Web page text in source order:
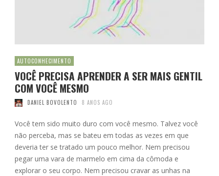
AUTOCONHECIMENTO
VOCÊ PRECISA APRENDER A SER MAIS GENTIL
COM VOCÊ MESMO
DANIEL BOVOLENTO 8 ANOS AGO
Você tem sido muito duro com você mesmo. Talvez você
não perceba, mas se bateu em todas as vezes em que
deveria ter se tratado um pouco melhor. Nem precisou
pegar uma vara de marmelo em cima da cômoda e
explorar o seu corpo. Nem precisou cravar as unhas na